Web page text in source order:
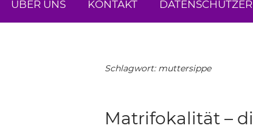
ÜBER UNS KONTAKT
Schlagwort: muttersippe
Matrifokalität –